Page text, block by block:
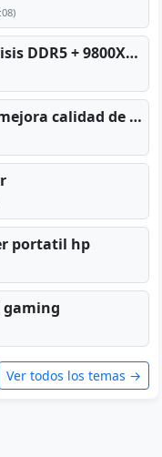
PC TOP en tiempos de Crisis DDR5 + 9800X3D + RTX 5080 [2026][2400€]
PC para Topaz Video AI: mejora calidad de vídeos viejos
portatil hp
gaming
Ver todos los temas →